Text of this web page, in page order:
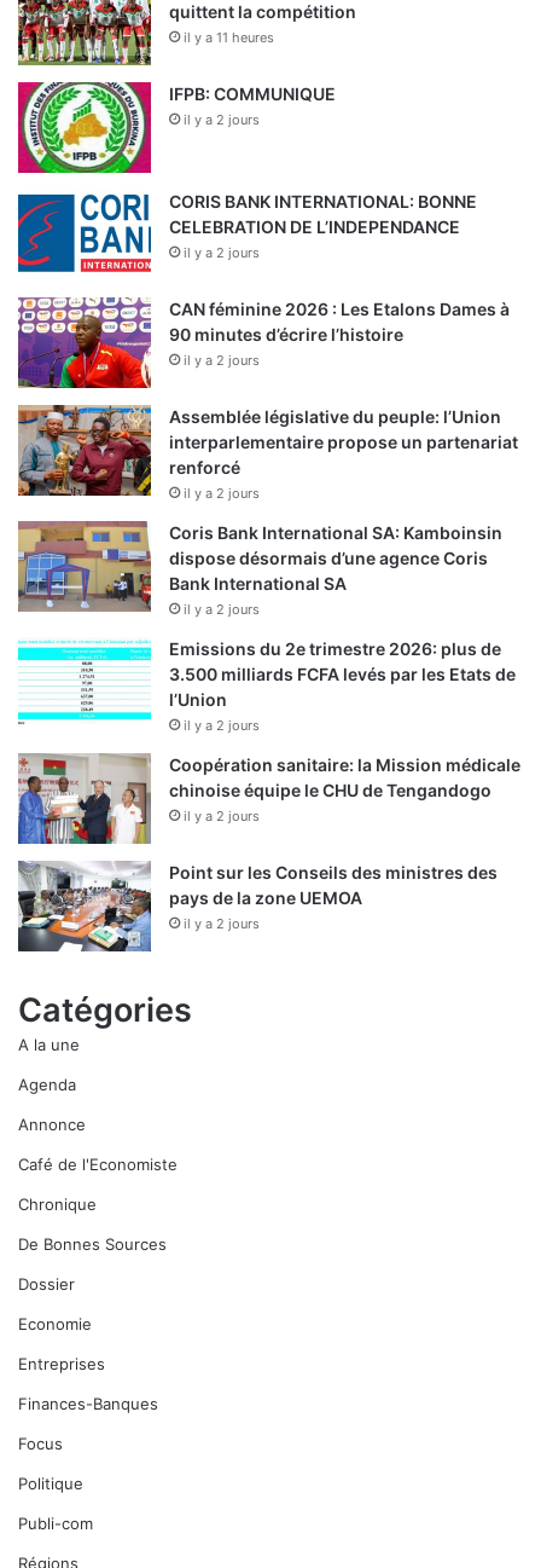
quittent la compétition
il y a 11 heures
IFPB: COMMUNIQUE
il y a 2 jours
CORIS BANK INTERNATIONAL: BONNE
CELEBRATION DE L’INDEPENDANCE
il y a 2 jours
CAN féminine 2026 : Les Etalons Dames à
90 minutes d’écrire l’histoire
il y a 2 jours
Assemblée législative du peuple: l’Union
interparlementaire propose un partenariat
renforcé
il y a 2 jours
Coris Bank International SA: Kamboinsin
dispose désormais d’une agence Coris
Bank International SA
il y a 2 jours
Emissions du 2e trimestre 2026: plus de
3.500 milliards FCFA levés par les Etats de
l’Union
il y a 2 jours
Coopération sanitaire: la Mission médicale
chinoise équipe le CHU de Tengandogo
il y a 2 jours
Point sur les Conseils des ministres des
pays de la zone UEMOA
il y a 2 jours
Catégories
A la une
Agenda
Annonce
Café de l'Economiste
Chronique
De Bonnes Sources
Dossier
Economie
Entreprises
Finances-Banques
Focus
Politique
Publi-com
Régions